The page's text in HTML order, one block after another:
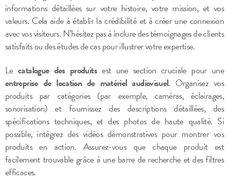
informations détaillées sur votre histoire, votre mission, et vos
valeurs. Cela aide à établir la crédibilité et à créer une connexion
avec vos visiteurs. N’hésitez pas à inclure des témoignages de clients
satisfaits ou des études de cas pour illustrer votre expertise.
Lecatalogue des produitsest une section cruciale pour une
entreprise de location de matériel audiovisuel. Organisez vos
produits par catégories (par exemple, caméras, éclairages,
sonorisation) et fournissez des descriptions détaillées, des
spécifications techniques, et des photos de haute qualité. Si
possible, intégrez des vidéos démonstratives pour montrer vos
produits en action. Assurez-vous que chaque produit est
facilement trouvable grâce à une barre de recherche et des filtres
efficaces.